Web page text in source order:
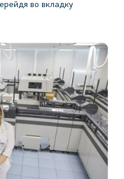
во вкладку